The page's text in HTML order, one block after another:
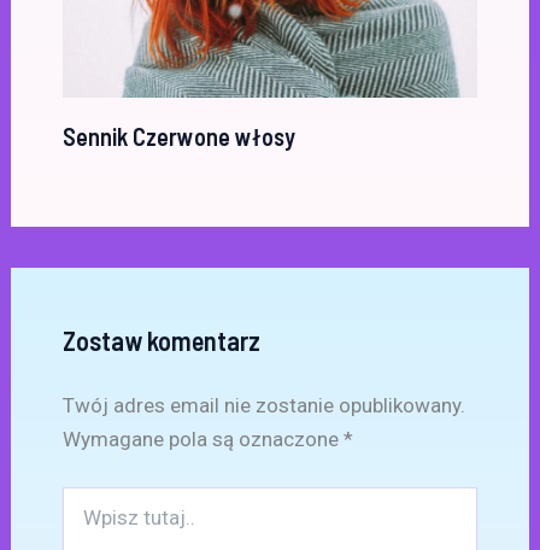
Sennik Czerwone włosy
Zostaw komentarz
Twój adres email nie zostanie opublikowany.
Wymagane pola są oznaczone *
tutaj..